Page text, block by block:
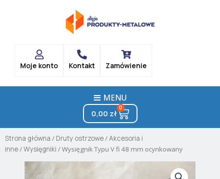
Moje konto Kontakt Zamówienie
MENU
0,00 zł
0
Cart
Strona główna / Druty ostrzowe/Akcesoria i
inne/Wysięgniki / Wysięgnik Typu V fi 48 mm ocynkowany